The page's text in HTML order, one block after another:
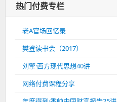
热门付费专栏
老A官场回忆录
樊登读书会（2017）
刘擎·西方现代思想40讲
网络付费课程分享